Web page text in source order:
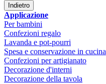
Indietro
Applicazione
Per bambini
Confezioni regalo
Lavanda e pot-pourri
Spesa e conservazione in cucina
Confezioni per artigianato
Decorazione d'interni
Decorazione della tavola